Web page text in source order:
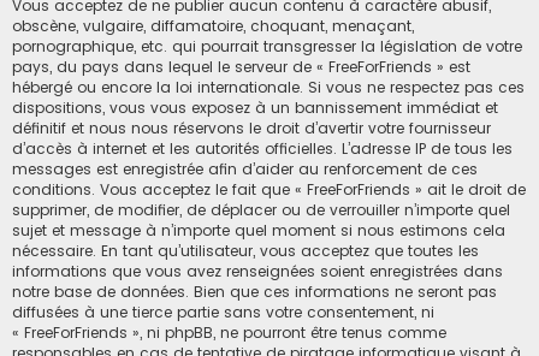
Vous acceptez de ne publier aucun contenu à caractère abusif,
obscène, vulgaire, diffamatoire, choquant, menaçant,
pornographique, etc. qui pourrait transgresser la législation de votre
pays, du pays dans lequel le serveur de « FreeForFriends » est
hébergé ou encore la loi internationale. Si vous ne respectez pas ces
dispositions, vous vous exposez à un bannissement immédiat et
définitif et nous nous réservons le droit d’avertir votre fournisseur
d’accès à internet et les autorités officielles. L’adresse IP de tous les
messages est enregistrée afin d’aider au renforcement de ces
conditions. Vous acceptez le fait que « FreeForFriends » ait le droit de
supprimer, de modifier, de déplacer ou de verrouiller n’importe quel
sujet et message à n’importe quel moment si nous estimons cela
nécessaire. En tant qu’utilisateur, vous acceptez que toutes les
informations que vous avez renseignées soient enregistrées dans
notre base de données. Bien que ces informations ne seront pas
diffusées à une tierce partie sans votre consentement, ni
« FreeForFriends », ni phpBB, ne pourront être tenus comme